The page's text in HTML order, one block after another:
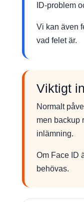
ID-problem
Vi kan även
vad felet är.
Viktigt
Normalt
men backup
inlämning.
Om Face ID
behövas.